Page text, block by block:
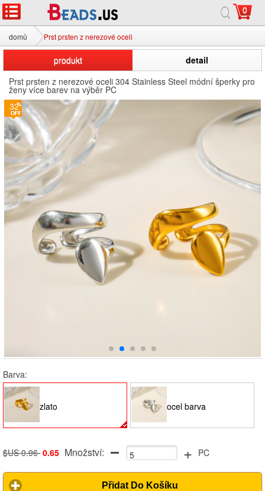
0
domů Prst prsten z nerezové oceli
produkt
detail
Prst prsten z nerezové oceli 304 Stainless Steel módní šperky pro
ženy více barev na výběr PC
32
Barva:
zlato ocel barva
$US 0.96 0.65 Množství: + PC
Přidat Do Košíku